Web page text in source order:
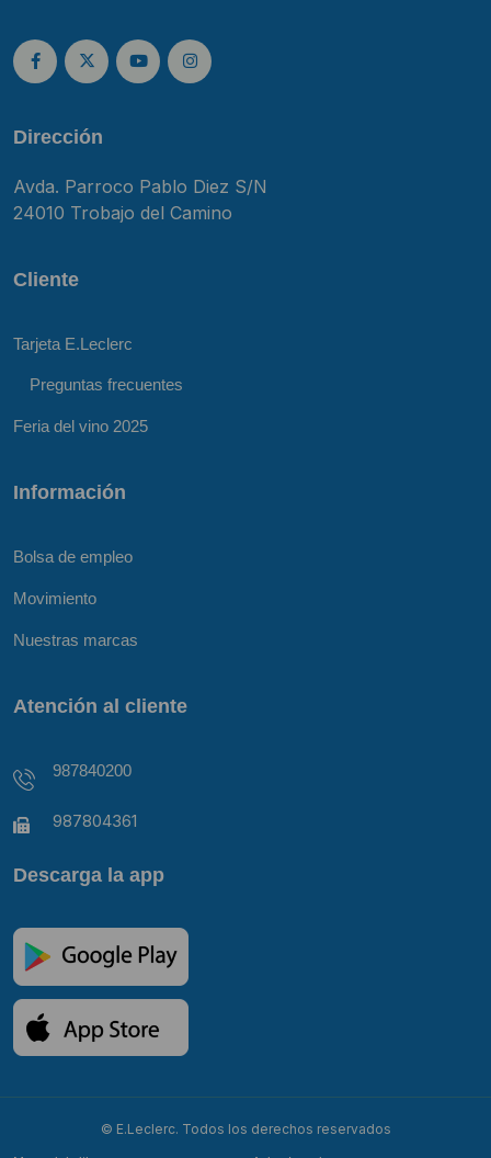
Dirección
Avda. Parroco Pablo Diez S/N
24010 Trobajo del Camino
Cliente
Tarjeta E.Leclerc
Preguntas frecuentes
Feria del vino 2025
Información
Bolsa de empleo
Movimiento
Nuestras marcas
Atención al cliente
987840200
987804361
Descarga la app
© E.Leclerc. Todos los derechos reservados